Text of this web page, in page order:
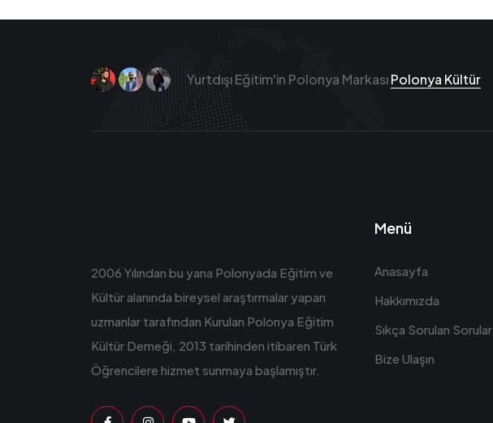
Yurtdışı Eğitim'in Polonya MarkasıPolonya Kültür
2006 Yılından bu yana Polonyada Eğitim ve
Kültür alanında bireysel araştırmalar yapan
uzmanlar tarafından Kurulan Polonya Eğitim
Kültür Derneği, 2013 tarihinden itibaren Türk
Öğrencilere hizmet sunmaya başlamıştır.
Menü
Anasayfa
Hakkımızda
Sıkça Sorulan Sorular
Bize Ulaşın